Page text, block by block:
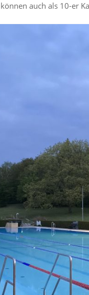
auch als 10-er